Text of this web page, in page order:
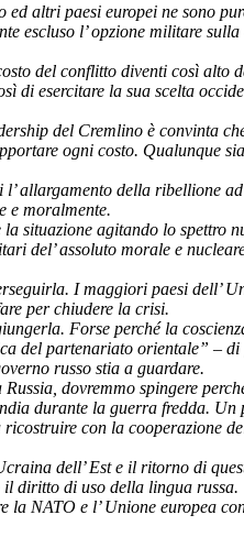
altri paesi europei ne sono
escluso l’ opzione militare
del conflitto diventi così alto
di esercitare la sua scelta
del Cremlino è convinta
ogni costo. Qualunque
allargamento della ribellione ad
e moralmente.
situazione agitando lo spettro
del’ assoluto morale e
I maggiori paesi dell’
per chiudere la crisi.
Forse perché la
del partenariato orientale” – di
russo stia a guardare.
dovremmo spingere
durante la guerra fredda. Un
con la cooperazione
dell’ Est e il ritorno di
il diritto di uso della lingua russa.
NATO e l’ Unione europea